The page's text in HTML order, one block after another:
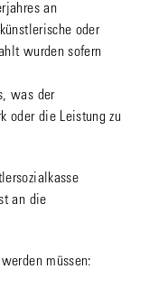
an
oder
wurden sofern
was der
oder die Leistung zu
an die
müssen: